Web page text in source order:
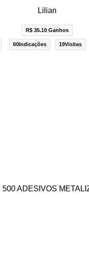
Lilian
R$ 35.10 Ganhos
60Indicações 19Visitas
500 ADESIVOS